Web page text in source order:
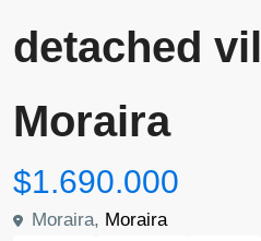
detached
Moraira
$1.690.000
Moraira, Moraira